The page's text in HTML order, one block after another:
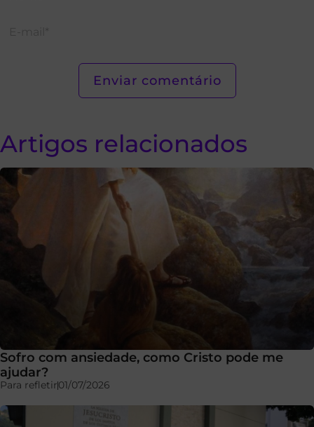
Artigos relacionados
Sofro com ansiedade, como Cristo pode me
ajudar?
Para refletir01/07/2026